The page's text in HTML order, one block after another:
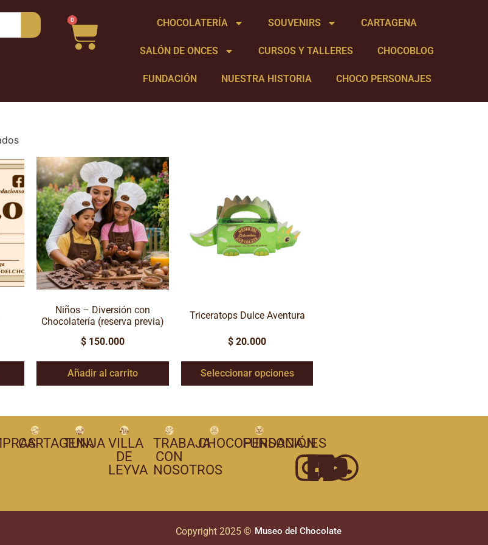
0 CHOCOLATERÍA SOUVENIRS CARTAGENA
SALÓN DE ONCES CURSOS Y TALLERES CHOCOBLOG
FUNDACIÓN NUESTRA HISTORIA CHOCO PERSONAJES
Niños – Diversión con
Chocolatería (reserva previa)
$ 150.000
Añadir al carrito
Triceratops Dulce Aventura
$ 20.000
Seleccionar opciones
CARTAGENA
TUNJA VILLA
DE
LEYVA
TRABAJA
CON
NOSOTROS
CHOCOPERSONAJES
FUNDACIÓN
Copyright 2025 © Museo del Chocolate